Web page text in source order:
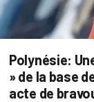
Polynésie:
» de la base
acte de